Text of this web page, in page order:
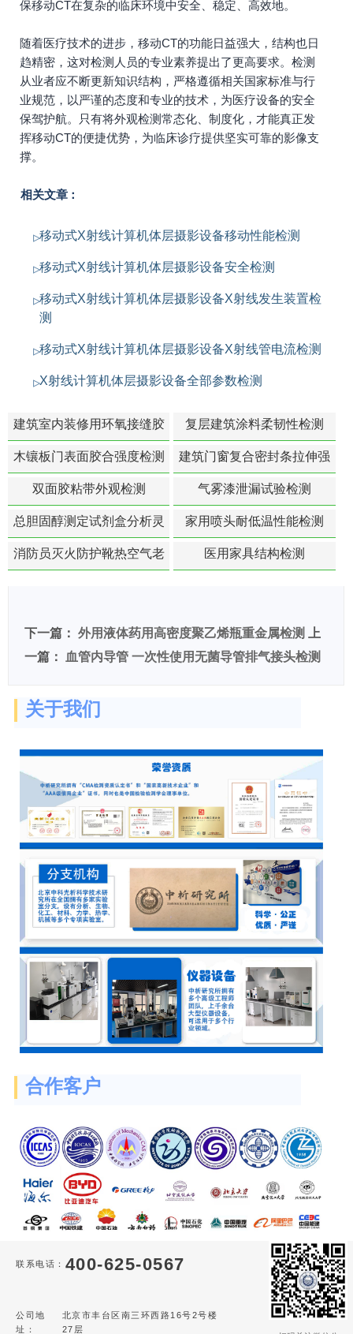
保移动CT在复杂的临床环境中安全、稳定、高效地。
随着医疗技术的进步，移动CT的功能日益强大，结构也日
趋精密，这对检测人员的专业素养提出了更高要求。检测
从业者应不断更新知识结构，严格遵循相关国家标准与行
业规范，以严谨的态度和专业的技术，为医疗设备的安全
保驾护航。只有将外观检测常态化、制度化，才能真正发
挥移动CT的便捷优势，为临床诊疗提供坚实可靠的影像支
撑。
相关文章：
移动式X射线计算机体层摄影设备移动性能检测
移动式X射线计算机体层摄影设备安全检测
移动式X射线计算机体层摄影设备X射线发生装置检
测
移动式X射线计算机体层摄影设备X射线管电流检测
X射线计算机体层摄影设备全部参数检测
建筑室内装修用环氧接缝胶
苯含量检测
复层建筑涂料柔韧性检测
木镶板门表面胶合强度检测
建筑门窗复合密封条拉伸强
度-硬质塑料材料检测
双面胶粘带外观检测 气雾漆泄漏试验检测
总胆固醇测定试剂盒分析灵
敏度检测
家用喷头耐低温性能检测
消防员灭火防护靴热空气老
医用家具结构检测
下一篇： 外用液体药用高密度聚乙烯瓶重金属检测
上
一篇：
血管内导管 一次性使用无菌导管排气接头检测
关于我们
合作客户
联系电话： 400-625-0567
公司地
址：
北京市丰台区南三环西路16号2号楼
27层